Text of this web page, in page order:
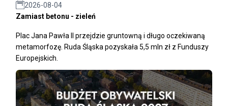
2026-08-04
Zamiast betonu - zieleń
Plac Jana Pawła II przejdzie gruntowną i długo oczekiwaną
metamorfozę. Ruda Śląska pozyskała 5,5 mln zł z Funduszy
Europejskich.